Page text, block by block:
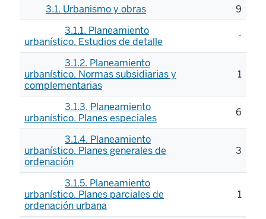
3.1. Urbanismo y obras
9
3.1.1. Planeamiento
urbanístico. Estudios de detalle
-
3.1.2. Planeamiento
urbanístico. Normas subsidiarias y
complementarias
1
3.1.3. Planeamiento
urbanístico. Planes especiales
6
3.1.4. Planeamiento
urbanístico. Planes generales de
ordenación
3
3.1.5. Planeamiento
urbanístico. Planes parciales de
ordenación urbana
1